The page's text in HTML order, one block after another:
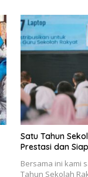
Satu Tahun
Prestasi dan
Bersama ini kami
Tahun Sekolah